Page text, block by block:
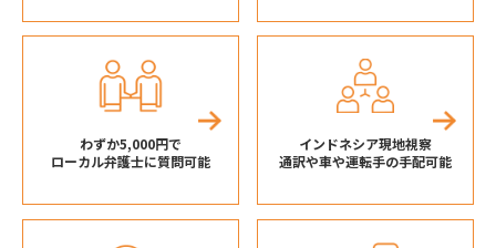
わずか5,000円で
ローカル弁護士に質問可能
インドネシア現地視察
通訳や車や運転手の手配可能